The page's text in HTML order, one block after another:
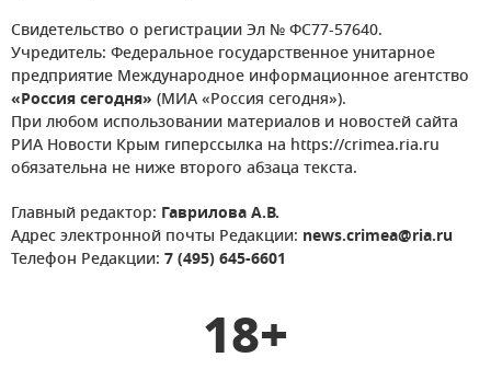
Свидетельство о регистрации Эл № ФС77-57640.
Учредитель: Федеральное государственное унитарное
предприятие Международное информационное агентство
«Россия сегодня» (МИА «Россия сегодня»).
При любом использовании материалов и новостей сайта
РИА Новости Крым гиперссылка на https://crimea.ria.ru
обязательна не ниже второго абзаца текста.
Главный редактор: Гаврилова А.В.
Адрес электронной почты Редакции: news.crimea@ria.ru
Телефон Редакции: 7 (495) 645-6601
18+